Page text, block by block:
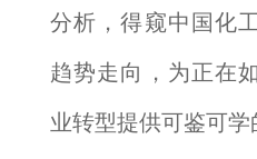
分析，得窥中国化
趋势走向，为正在
业转型提供可鉴可学